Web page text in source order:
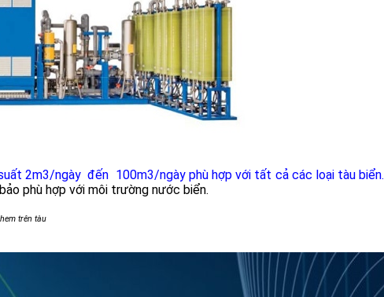
2m3/ngày đến 100m3/ngày phù hợp với tất cả các loại tàu biển.
phù hợp với môi trường nước biển.
trên tàu